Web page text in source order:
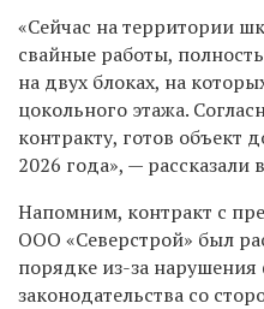
«Сейчас на территории
свайные работы,
на двух блоках, на
цокольного этажа.
контракту, готов объект
2026 года», — рассказали
Напомним, контракт с
ООО «Северстрой» был
порядке из-за
законодательства со